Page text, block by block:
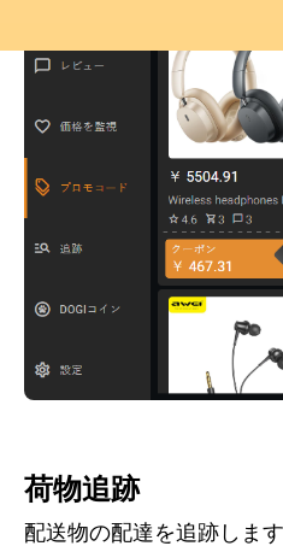
荷物追跡
配送物の配達を追跡しま